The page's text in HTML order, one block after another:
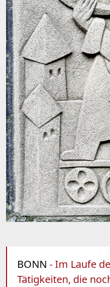
BONN - Im Laufe
Tätigkeiten, die